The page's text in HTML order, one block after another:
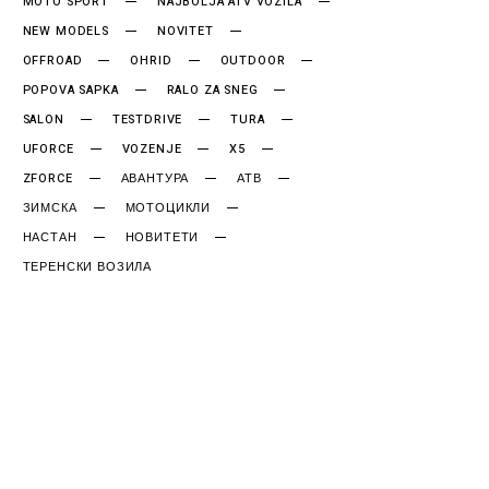
NEW MODELS
NOVITET
OFFROAD
OHRID
OUTDOOR
POPOVA SAPKA
RALO ZA SNEG
SALON
TESTDRIVE
TURA
UFORCE
VOZENJE
X5
ZFORCE
АВАНТУРА
АТВ
ЗИМСКА
МОТОЦИКЛИ
НАСТАН
НОВИТЕТИ
ТЕРЕНСКИ ВОЗИЛА